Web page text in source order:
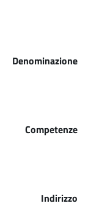
Denominazione
Competenze
Indirizzo